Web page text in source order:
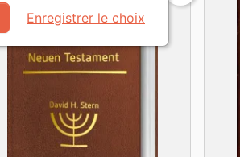
Enregistrer le choix